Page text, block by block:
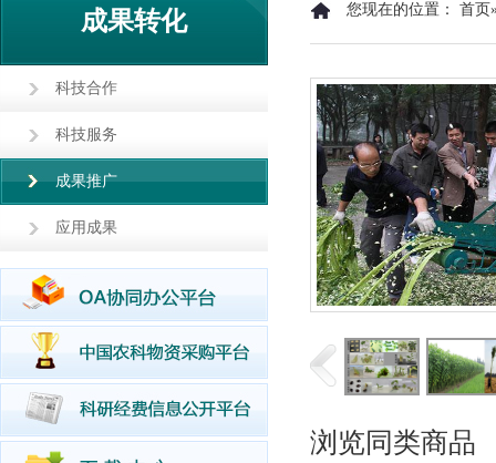
成果转化
科技合作
科技服务
成果推广
应用成果
您现在的位置： 首页
浏览同类商品